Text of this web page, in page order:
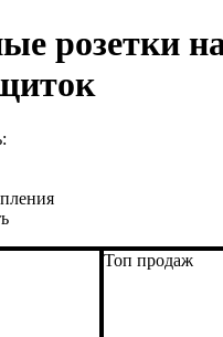
розетки
Топ продаж